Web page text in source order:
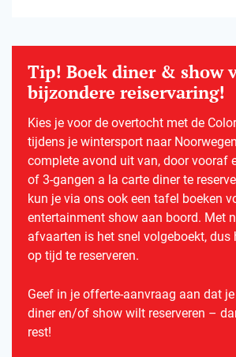
Tip! Boek diner & show
bijzondere reiservaring!
Kies je voor de overtocht met de
tijdens je wintersport naar
complete avond uit van, door vooraf
of 3-gangen a la carte diner te
kun je via ons ook een tafel boeken
entertainment show aan boord. Met
afvaarten is het snel volgeboekt, dus
op tijd te reserveren.
Geef in je offerte-aanvraag aan dat
diner en/of show wilt reserveren –
rest!